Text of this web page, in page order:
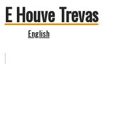
English
E Houve Trevas